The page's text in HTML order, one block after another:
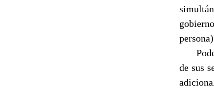
de sus